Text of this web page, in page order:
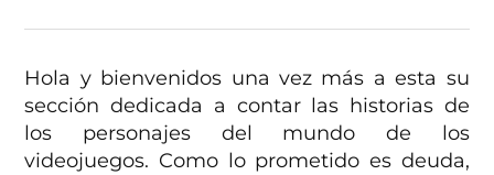
Hola y bienvenidos una vez más a esta su
sección dedicada a contar las historias de
los personajes del mundo de los
videojuegos. Como lo prometido es deuda,